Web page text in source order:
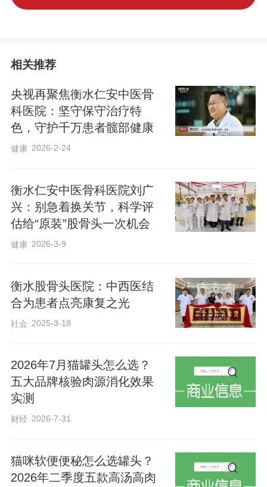
专攻股骨头坏死24年，只做保守保髋的专
科医院
衡水仁安中医骨科医院院长李红印、业务
院长张春荣20余年深耕股骨头缺血性坏
死、创伤性股骨头坏死等各类股骨头坏死
的保守诊疗，拒绝“一刀切”的手术思维，坚
持为患者制定个性化保髋方案。
聚焦股骨头坏死保守治疗，核心目标是保
住自身股骨头、修复坏死骨、恢复髋关节
方位的股骨头坏死保守诊疗体系，让每个
股骨头病友都享有用自己原装股骨头的权
利，深受广大患者认可。
相关推荐
央视再聚焦衡水仁安中医骨
科医院：坚守保守治疗特
色，守护千万患者髋部健康
健康 2026-2-24
衡水仁安中医骨科医院刘广
兴：别急着换关节，科学评
估给“原装”股骨头一次机会
健康 2026-3-9
衡水股骨头医院：中西医结
合为患者点亮康复之光
社会 2025-3-18
2026年7月猫罐头怎么选？
五大品牌核验肉源消化效果
实测
财经 2026-7-31
猫咪软便便秘怎么选罐头？
2026年二季度五款高汤高肉